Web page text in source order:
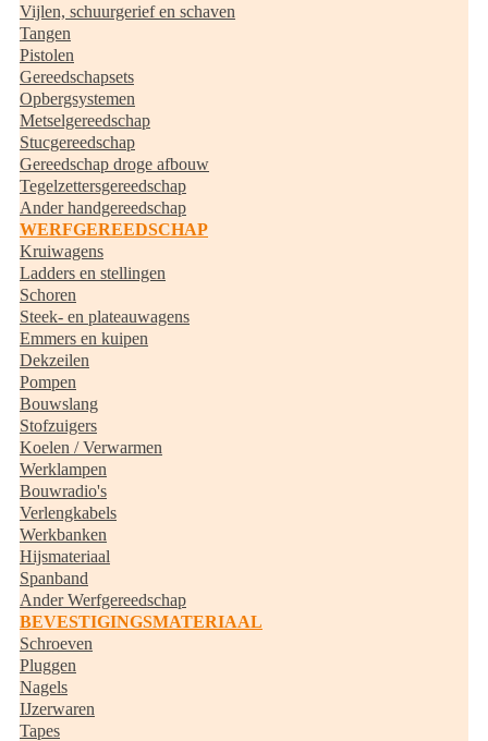
Vijlen, schuurgerief en schaven
Tangen
Pistolen
Gereedschapsets
Opbergsystemen
Metselgereedschap
Stucgereedschap
Gereedschap droge afbouw
Tegelzettersgereedschap
Ander handgereedschap
WERFGEREEDSCHAP
Kruiwagens
Ladders en stellingen
Schoren
Steek- en plateauwagens
Emmers en kuipen
Dekzeilen
Pompen
Bouwslang
Stofzuigers
Koelen / Verwarmen
Werklampen
Bouwradio's
Verlengkabels
Werkbanken
Hijsmateriaal
Spanband
Ander Werfgereedschap
BEVESTIGINGSMATERIAAL
Schroeven
Pluggen
Nagels
IJzerwaren
Tapes